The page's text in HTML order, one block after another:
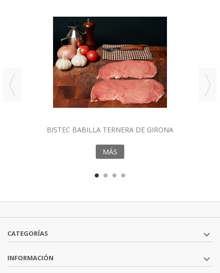
BISTEC BABILLA TERNERA DE GIRONA
MÁS
CATEGORÍAS
INFORMACIÓN